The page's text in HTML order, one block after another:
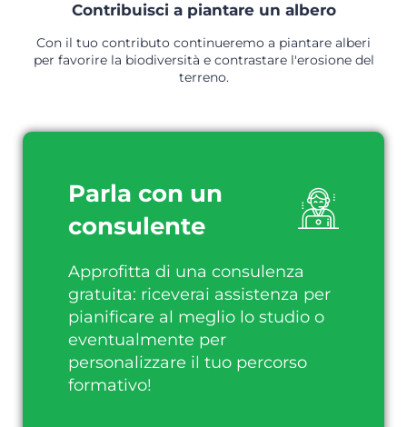
Contribuisci a piantare un albero
Con il tuo contributo continueremo a piantare alberi
per favorire la biodiversità e contrastare l'erosione del
terreno.
Parla con un
consulente
Approfitta di una consulenza
gratuita: riceverai assistenza per
pianificare al meglio lo studio o
eventualmente per
personalizzare il tuo percorso
formativo!